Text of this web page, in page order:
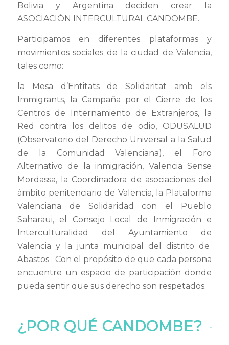
Bolivia y Argentina deciden crear la
ASOCIACIÓN INTERCULTURAL CANDOMBE.
Participamos en diferentes plataformas y
movimientos sociales de la ciudad de Valencia,
tales como:
la Mesa d’Entitats de Solidaritat amb els
Immigrants, la Campaña por el Cierre de los
Centros de Internamiento de Extranjeros, la
Red contra los delitos de odio, ODUSALUD
(Observatorio del Derecho Universal a la Salud
de la Comunidad Valenciana), el Foro
Alternativo de la inmigración, Valencia Sense
Mordassa, la Coordinadora de asociaciones del
ámbito penitenciario de Valencia, la Plataforma
Valenciana de Solidaridad con el Pueblo
Saharaui, el Consejo Local de Inmigración e
Interculturalidad del Ayuntamiento de
Valencia y la junta municipal del distrito de
Abastos . Con el propósito de que cada persona
encuentre un espacio de participación donde
pueda sentir que sus derecho son respetados.
¿POR QUÉ CANDOMBE?